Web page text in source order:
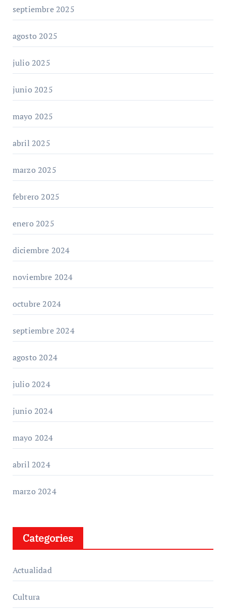
septiembre 2025
agosto 2025
julio 2025
junio 2025
mayo 2025
abril 2025
marzo 2025
febrero 2025
enero 2025
diciembre 2024
noviembre 2024
octubre 2024
septiembre 2024
agosto 2024
julio 2024
junio 2024
mayo 2024
abril 2024
marzo 2024
Categories
Actualidad
Cultura